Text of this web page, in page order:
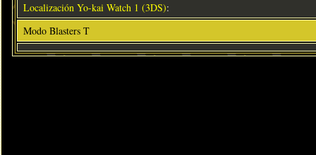
Localización Yo-kai Watch 1 (3DS):
Modo Blasters T